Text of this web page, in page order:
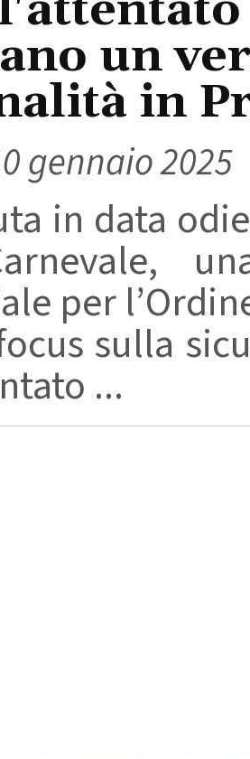
un
in
gennaio 2025
in data
per
sulla
...